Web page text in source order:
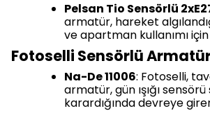
Pelsan Tio Sensörlü
armatür, hareket
ve apartman kullanımı
Fotoselli Sensörlü
Na-De 11006: Fotoselli,
armatür, gün ışığı
karardığında devreye